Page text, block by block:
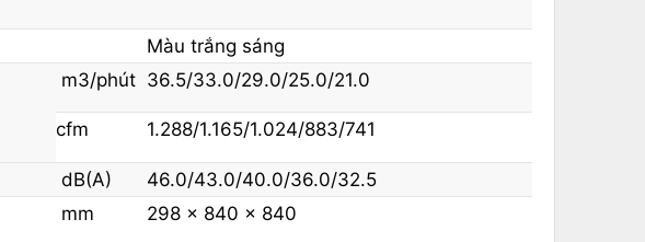
Màu trắng sáng
m3/phút 36.5/33.0/29.0/25.0/21.0
cfm 1.288/1.165/1.024/883/741
dB(A)
46.0/43.0/40.0/36.0/32.5
mm 298 x 840 x 840